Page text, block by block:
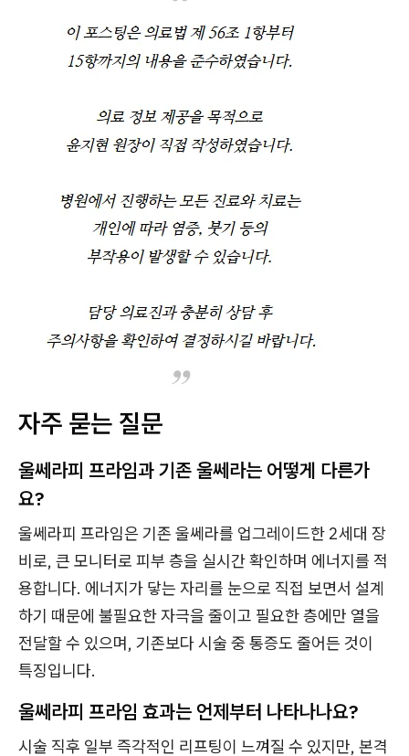
자주 묻는 질문
울쎄라피 프라임과 기존 울쎄라는 어떻게 다른가
요?
울쎄라피 프라임은 기존 울쎄라를 업그레이드한 2세대 장
비로, 큰 모니터로 피부 층을 실시간 확인하며 에너지를 적
용합니다. 에너지가 닿는 자리를 눈으로 직접 보면서 설계
하기 때문에 불필요한 자극을 줄이고 필요한 층에만 열을
전달할 수 있으며, 기존보다 시술 중 통증도 줄어든 것이
특징입니다.
울쎄라피 프라임 효과는 언제부터 나타나나요?
시술 직후 일부 즉각적인 리프팅이 느껴질 수 있지만, 본격